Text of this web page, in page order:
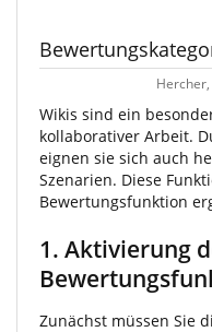
Wikis sind ein
kollaborativer Arbeit.
eignen sie sich auch
Szenarien. Diese
Bewertungsfunktion
1. Aktivierung
Zunächst müssen Sie